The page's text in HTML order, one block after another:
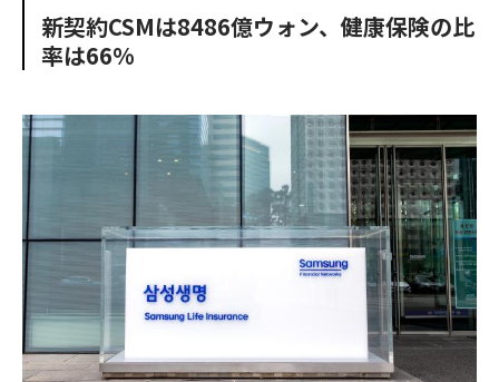
k
新契約CSMは8486億ウォン、健康保険の比
率は66%